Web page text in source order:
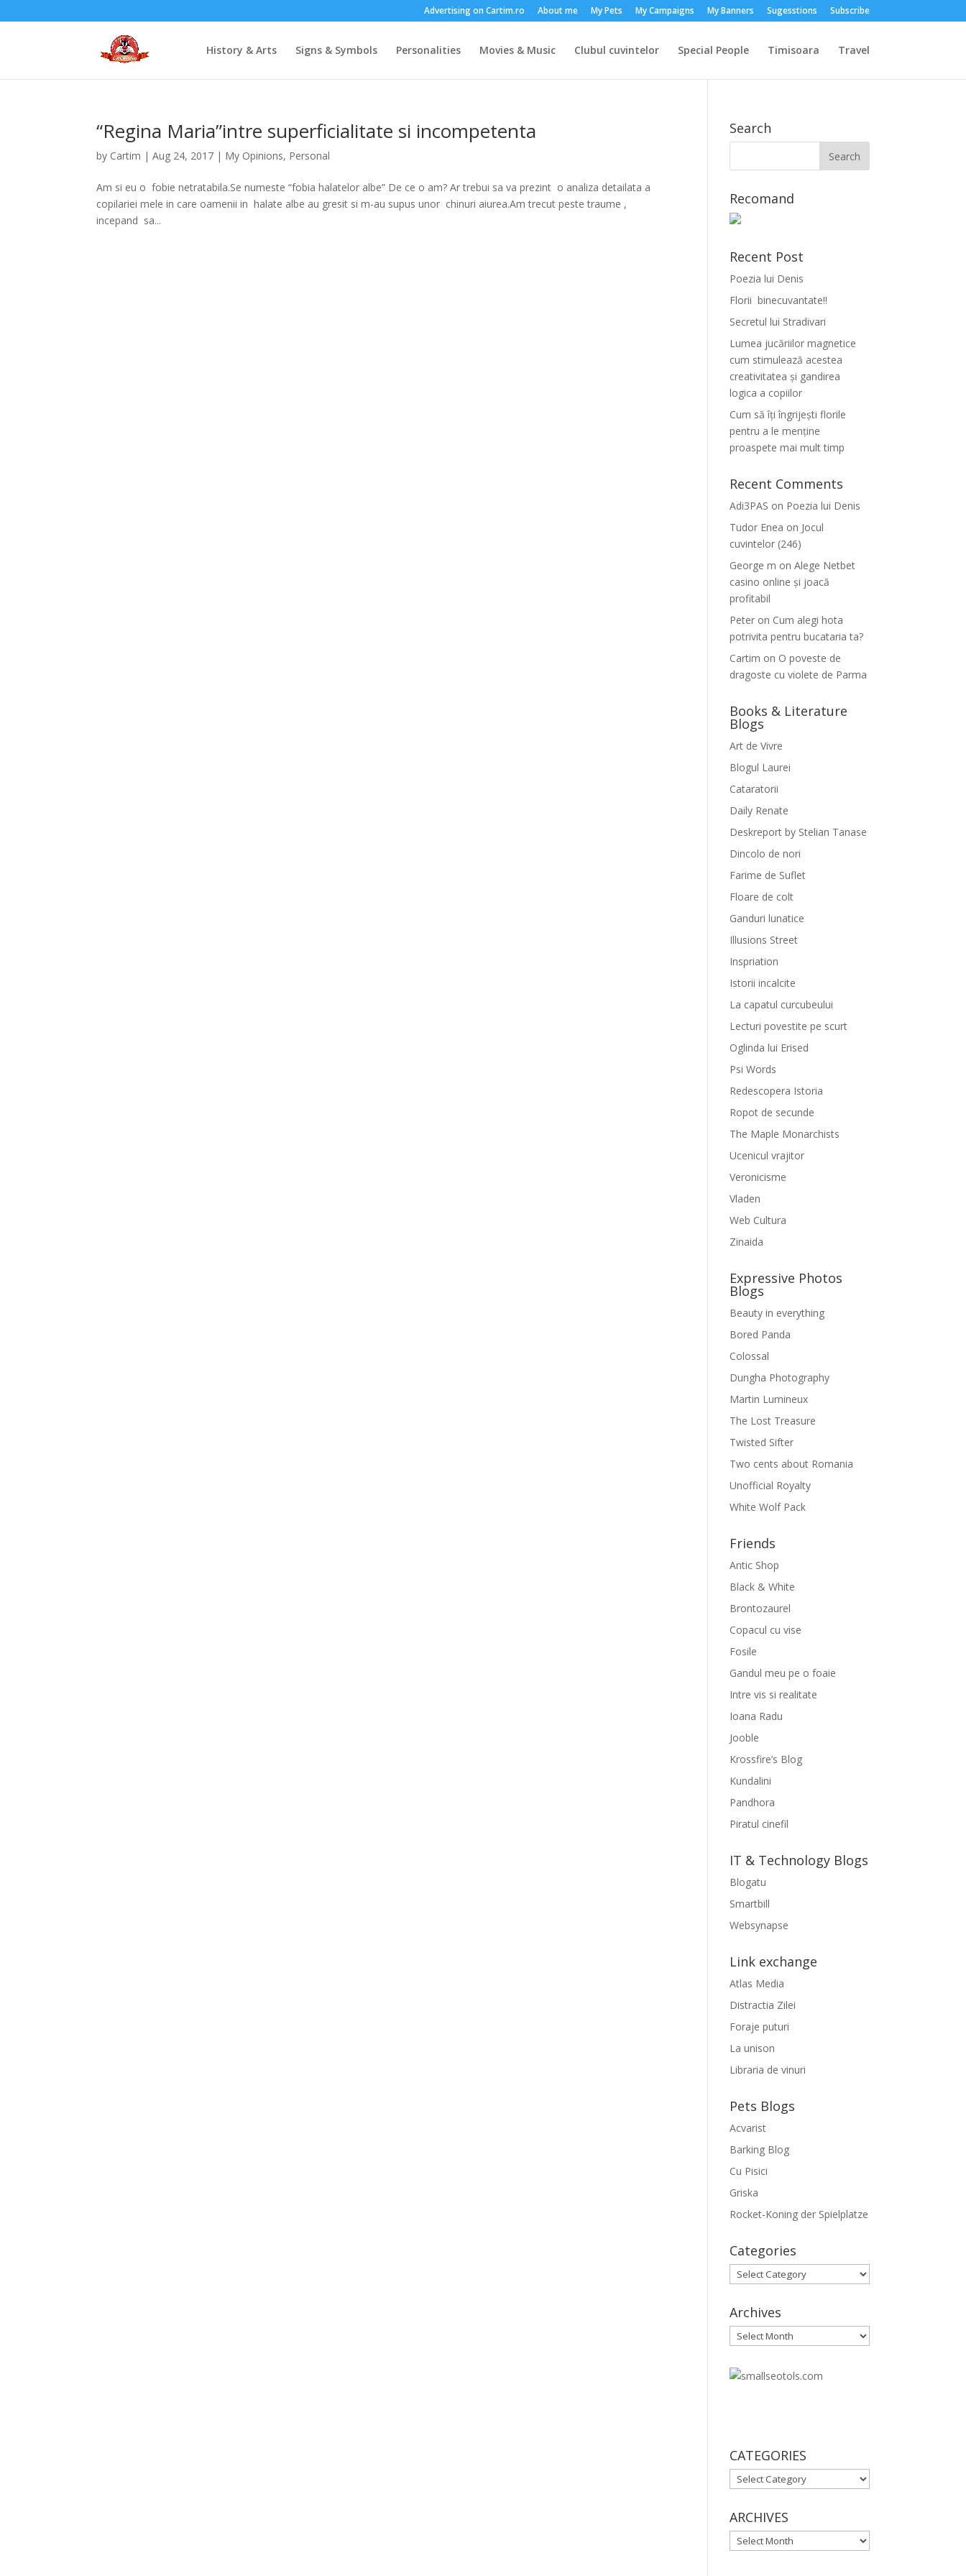
Advertising on Cartim.ro About me My Pets My Campaigns My Banners Sugesstions Subscribe
History & Arts Signs & Symbols Personalities Movies & Music Clubul cuvintelor Special People Timisoara Travel
“Regina Maria”intre superficialitate si incompetenta
by Cartim |Aug 24, 2017 | My Opinions, Personal
Am si eu o fobie netratabila.Se numeste “fobia halatelor albe” De ce o am? Ar trebui sa va prezint o analiza detailata a
copilariei mele in care oamenii in halate albe au gresit si m-au supus unor chinuri aiurea.Am trecut peste traume ,
incepand sa...
Search
Recomand
Recent Post
Poezia lui Denis
Florii binecuvantate!!
Secretul lui Stradivari
Lumea jucăriilor magnetice
cum stimulează acestea
creativitatea și gandirea
logica a copiilor
Cum să îți îngrijești florile
pentru a le menține
proaspete mai mult timp
Recent Comments
Adi3PAS on Poezia lui Denis
Tudor Enea on Jocul
cuvintelor (246)
George m onAlege Netbet
casino online și joacă
profitabil
Peter on Cum alegi hota
potrivita pentru bucataria ta?
Cartim on O poveste de
dragoste cu violete de Parma
Books & Literature
Blogs
Art de Vivre
Blogul Laurei
Cataratorii
Daily Renate
Deskreport by Stelian Tanase
Dincolo de nori
Farime de Suflet
Floare de colt
Ganduri lunatice
Illusions Street
Inspriation
Istorii incalcite
La capatul curcubeului
Lecturi povestite pe scurt
Oglinda lui Erised
Psi Words
Redescopera Istoria
Ropot de secunde
The Maple Monarchists
Ucenicul vrajitor
Veronicisme
Vladen
Web Cultura
Zinaida
Expressive Photos
Blogs
Beauty in everything
Bored Panda
Colossal
Dungha Photography
Martin Lumineux
The Lost Treasure
Twisted Sifter
Two cents about Romania
Unofficial Royalty
White Wolf Pack
Friends
Antic Shop
Black & White
Brontozaurel
Copacul cu vise
Fosile
Gandul meu pe o foaie
Intre vis si realitate
Ioana Radu
Jooble
Krossfire’s Blog
Kundalini
Pandhora
Piratul cinefil
IT & Technology Blogs
Blogatu
Smartbill
Websynapse
Link exchange
Atlas Media
Distractia Zilei
Foraje puturi
La unison
Libraria de vinuri
Pets Blogs
Acvarist
Barking Blog
Cu Pisici
Griska
Rocket-Koning der Spielplatze
Categories
Categories
Archives
Archives
CATEGORIES
CATEGORIES
ARCHIVES
ARCHIVES